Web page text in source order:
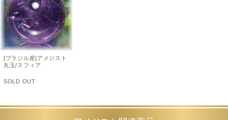
[ブラジル産]アメジスト
丸玉/スフィア
SOLD OUT